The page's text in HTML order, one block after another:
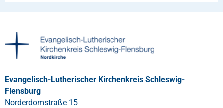
Evangelisch-Lutherischer Kirchenkreis Schleswig-
Flensburg
Norderdomstraße 15